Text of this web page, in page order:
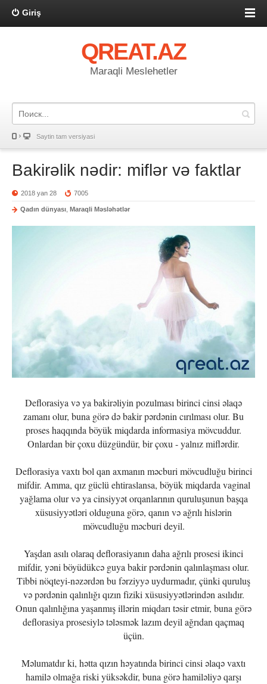
Giriş
QREAT.AZ
Maraqli Meslehetler
Saytin tam versiyasi
Bakirəlik nədir: miflər və faktlar
2018 yan 28 7005
Qadın dünyası Maraqli Məsləhətlər
Deflorasiya və ya bakirəliyin pozulması birinci cinsi əlaqə
zamanı olur, buna görə də bakir pərdənin cırılması olur. Bu
proses haqqında böyük miqdarda informasiya mövcuddur.
Onlardan bir çoxu düzgündür, bir çoxu - yalnız miflərdir.
Deflorasiya vaxtı bol qan axmanın məcburi mövcudluğu birinci
mifdir. Amma, qız güclü ehtiraslansa, böyük miqdarda vaginal
yağlama olur və ya cinsiyyət orqanlarının quruluşunun başqa
xüsusiyyətləri olduguna görə, qanın və ağrılı hislərin
mövcudluğu məcburi deyil.
Yaşdan asılı olaraq deflorasiyanın daha ağrılı prosesi ikinci
mifdir, yəni böyüdükcə guya bakir pərdənin qalınlaşması olur.
Tibbi nöqteyi-nəzərdən bu fərziyyə uydurmadır, çünki quruluş
və pərdənin qalınlığı qızın fiziki xüsusiyyətlərindən asılıdır.
Onun qalınlığına yaşanmış illərin miqdarı təsir etmir, buna görə
deflorasiya prosesiylə tələsmək lazım deyil ağrıdan qaçmaq
üçün.
Məlumatdır ki, hətta qızın həyatında birinci cinsi əlaqə vaxtı
hamilə olmağa riski yüksəkdir, buna görə hamiləliyə qarşı